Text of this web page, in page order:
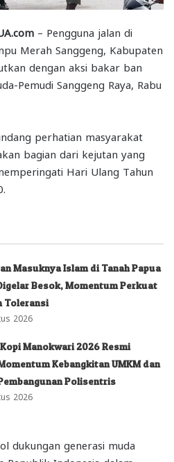
– Pengguna jalan di
Merah Sanggeng, Kabupaten
dengan aksi bakar ban
Pemudi Sanggeng Raya, Rabu
perhatian masyarakat
bagian dari kejutan yang
Hari Ulang Tahun
Masuknya Islam di Tanah Papua
Besok, Momentum Perkuat
Toleransi
2026
Manokwari 2026 Resmi
Kebangkitan UMKM dan
Polisentris
2026
dukungan generasi muda